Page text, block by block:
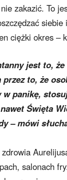
zakazić. To
ciężki okres –
jest to,
przez to, że
panikę,
Święta
– mówi
salonach